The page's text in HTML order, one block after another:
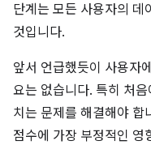
단계는 모든 사용자의 데
것입니다.
앞서 언급했듯이 사용자
요는 없습니다. 특히 처
치는 문제를 해결해야
점수에 가장 부정적인 영